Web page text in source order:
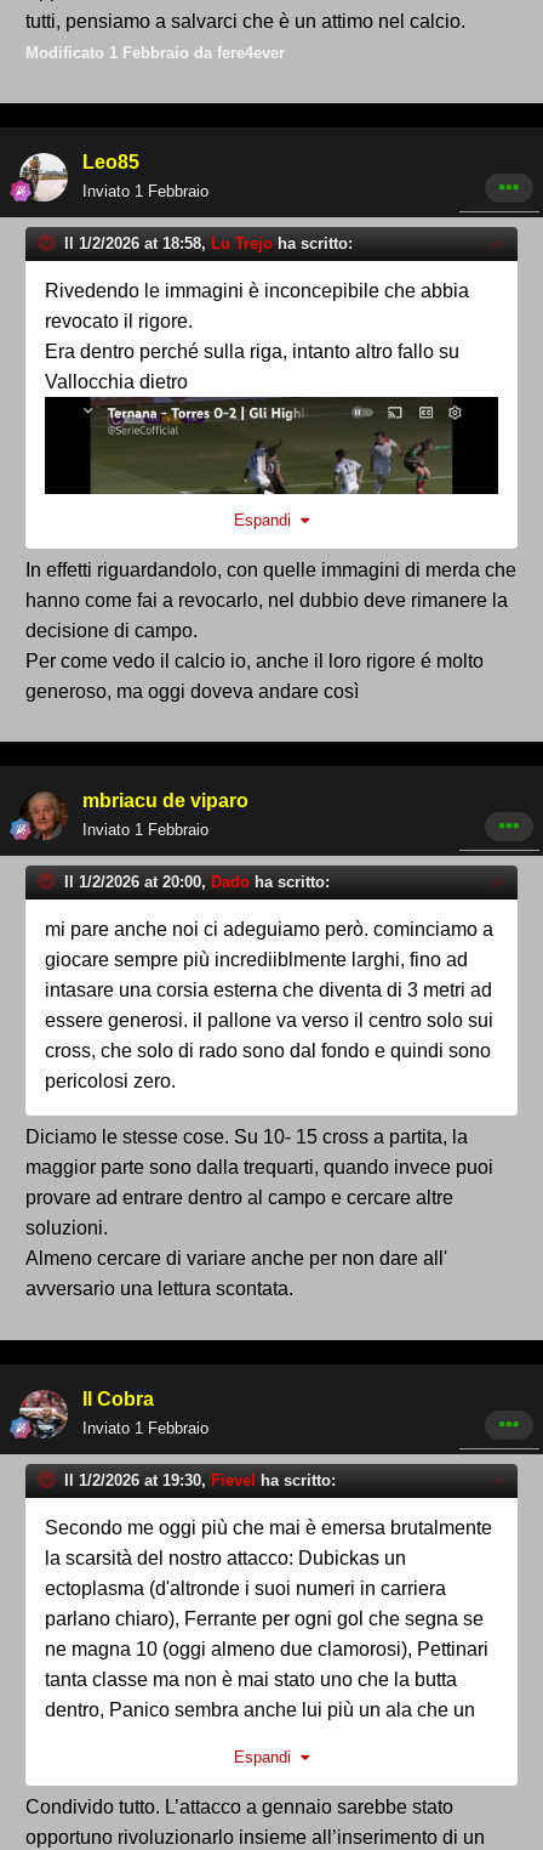
tutti, pensiamo a salvarci che è un attimo nel calcio.
Modificato 1 Febbraio da fere4ever
Leo85
Inviato 1 Febbraio
Il 1/2/2026 at 18:58, Lu Trejo ha scritto:
Rivedendo le immagini è inconcepibile che abbia
revocato il rigore.
Era dentro perché sulla riga, intanto altro fallo su
Vallocchia dietro
Espandi
In effetti riguardandolo, con quelle immagini di merda che
hanno come fai a revocarlo, nel dubbio deve rimanere la
decisione di campo.
Per come vedo il calcio io, anche il loro rigore é molto
generoso, ma oggi doveva andare così
mbriacu de viparo
Inviato 1 Febbraio
Il 1/2/2026 at 20:00, Dado ha scritto:
mi pare anche noi ci adeguiamo però. cominciamo a
giocare sempre più incrediiblmente larghi, fino ad
intasare una corsia esterna che diventa di 3 metri ad
essere generosi. il pallone va verso il centro solo sui
cross, che solo di rado sono dal fondo e quindi sono
pericolosi zero.
Diciamo le stesse cose. Su 10- 15 cross a partita, la
maggior parte sono dalla trequarti, quando invece puoi
provare ad entrare dentro al campo e cercare altre
soluzioni.
Almeno cercare di variare anche per non dare all'
avversario una lettura scontata.
Il Cobra
Inviato 1 Febbraio
Il 1/2/2026 at 19:30, Fievel ha scritto:
Secondo me oggi più che mai è emersa brutalmente
la scarsità del nostro attacco: Dubickas un
ectoplasma (d'altronde i suoi numeri in carriera
parlano chiaro), Ferrante per ogni gol che segna se
ne magna 10 (oggi almeno due clamorosi), Pettinari
tanta classe ma non è mai stato uno che la butta
dentro, Panico sembra anche lui più un ala che un
chiaro), Leonardi bravo giocoliere peccato che ha
scelto uno sport de squadra invece de buttasse sulle
arti circensi.
Espandi
Condivido tutto. L’attacco a gennaio sarebbe stato
opportuno rivoluzionarlo insieme all’inserimento di un